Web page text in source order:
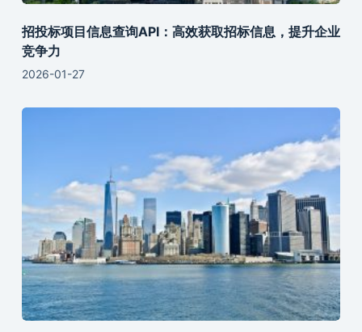
招投标项目信息查询API：高效获取招标信息，提升企业
竞争力
2026-01-27